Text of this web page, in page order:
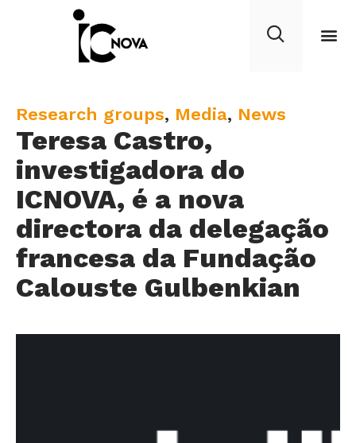
Teresa Castro,
investigadora do
ICNOVA, é a nova
directora da delegação
francesa da Fundação
Calouste Gulbenkian
C
a
t
e
g
o
r
y
Research groups, Media, News